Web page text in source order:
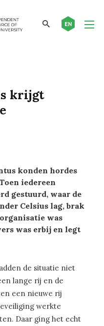
EN
krijgt
konden hordes
iedereen
gestuurd, waar de
Celsius lag, brak
was
was erbij en legt
de situatie niet
lange rij en de
een nieuwe rij
werkte
Daar ging het echt